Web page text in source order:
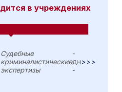
в учреждениях
Судебные
криминалистические
экспертизы
-
дн
-
>>>